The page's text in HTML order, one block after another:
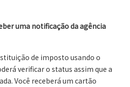
uma notificação da agência
de imposto usando o
verificar o status assim que a
Você receberá um cartão